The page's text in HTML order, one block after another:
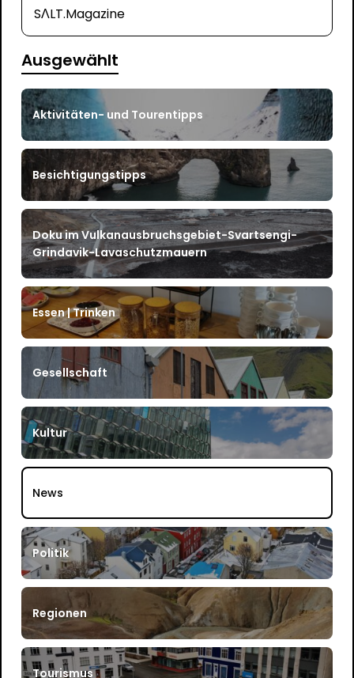
SΛLT.Magazine
Ausgewählt
Aktivitäten- und Tourentipps
Besichtigungstipps
Doku im Vulkanausbruchsgebiet-Svartsengi-
Grindavik-Lavaschutzmauern
Essen | Trinken
Gesellschaft
Kultur
News
Politik
Regionen
Tourismus